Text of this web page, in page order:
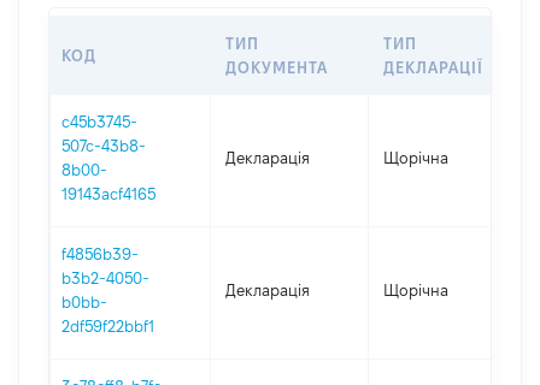
КОД
ТИП
ДОКУМЕНТА
ТИП
ДЕКЛАРАЦІЇ
c45b3745-
507c-43b8-
8b00-
19143acf4165
Декларація Щорічна
f4856b39-
b3b2-4050-
b0bb-
2df59f22bbf1
Декларація Щорічна